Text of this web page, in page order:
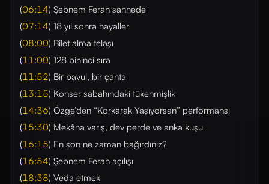
(06:14) Şebnem Ferah sahnede
(07:14) 18 yıl sonra hayaller
(08:00) Bilet alma telaşı
(11:00) 128 bininci sıra
(11:52) Bir bavul, bir çanta
(13:15) Konser sabahındaki tükenmişlik
(14:36) Özge’den “Korkarak Yaşıyorsan” performansı
(15:30) Mekâna varış, dev perde ve anka kuşu
(16:15) En son ne zaman bağırdınız?
(16:54) Şebnem Ferah açılışı
(18:38) Veda etmek